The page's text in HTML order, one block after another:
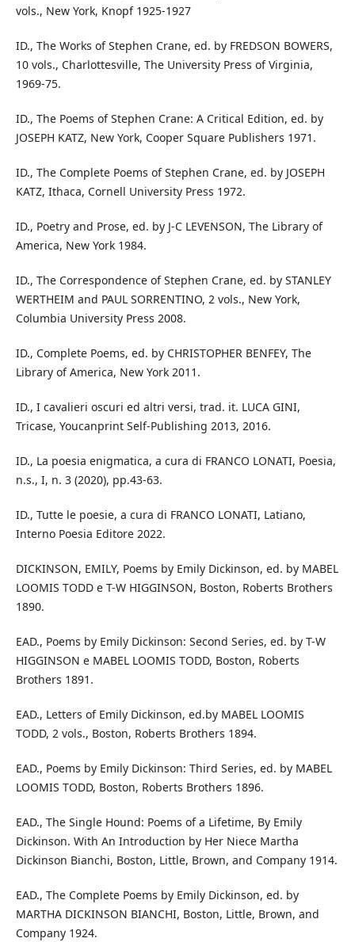
vols., New York, Knopf 1925-1927
ID., The Works of Stephen Crane, ed. by FREDSON BOWERS,
10 vols., Charlottesville, The University Press of Virginia,
1969-75.
ID., The Poems of Stephen Crane: A Critical Edition, ed. by
JOSEPH KATZ, New York, Cooper Square Publishers 1971.
ID., The Complete Poems of Stephen Crane, ed. by JOSEPH
KATZ, Ithaca, Cornell University Press 1972.
ID., Poetry and Prose, ed. by J-C LEVENSON, The Library of
America, New York 1984.
ID., The Correspondence of Stephen Crane, ed. by STANLEY
WERTHEIM and PAUL SORRENTINO, 2 vols., New York,
Columbia University Press 2008.
ID., Complete Poems, ed. by CHRISTOPHER BENFEY, The
Library of America, New York 2011.
ID., I cavalieri oscuri ed altri versi, trad. it. LUCA GINI,
Tricase, Youcanprint Self-Publishing 2013, 2016.
ID., La poesia enigmatica, a cura di FRANCO LONATI, Poesia,
n.s., I, n. 3 (2020), pp.43-63.
ID., Tutte le poesie, a cura di FRANCO LONATI, Latiano,
Interno Poesia Editore 2022.
DICKINSON, EMILY, Poems by Emily Dickinson, ed. by MABEL
LOOMIS TODD e T-W HIGGINSON, Boston, Roberts Brothers
1890.
EAD., Poems by Emily Dickinson: Second Series, ed. by T-W
HIGGINSON e MABEL LOOMIS TODD, Boston, Roberts
Brothers 1891.
EAD., Letters of Emily Dickinson, ed.by MABEL LOOMIS
TODD, 2 vols., Boston, Roberts Brothers 1894.
EAD., Poems by Emily Dickinson: Third Series, ed. by MABEL
LOOMIS TODD, Boston, Roberts Brothers 1896.
EAD., The Single Hound: Poems of a Lifetime, By Emily
Dickinson. With An Introduction by Her Niece Martha
Dickinson Bianchi, Boston, Little, Brown, and Company 1914.
EAD., The Complete Poems by Emily Dickinson, ed. by
MARTHA DICKINSON BIANCHI, Boston, Little, Brown, and
Company 1924.